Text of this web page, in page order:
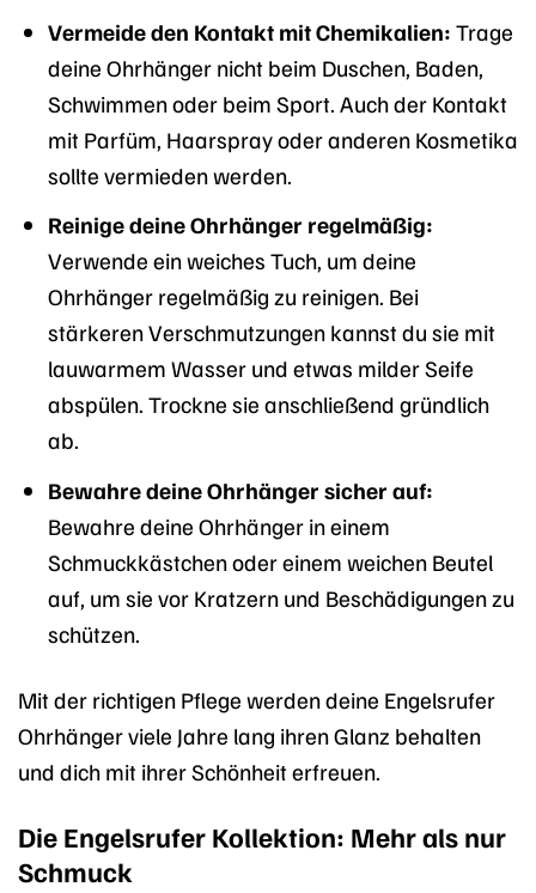
Vermeide den Kontakt mit Chemikalien: Trage
deine Ohrhänger nicht beim Duschen, Baden,
Schwimmen oder beim Sport. Auch der Kontakt
mit Parfüm, Haarspray oder anderen Kosmetika
sollte vermieden werden.
Reinige deine Ohrhänger regelmäßig:
Verwende ein weiches Tuch, um deine
Ohrhänger regelmäßig zu reinigen. Bei
stärkeren Verschmutzungen kannst du sie mit
lauwarmem Wasser und etwas milder Seife
abspülen. Trockne sie anschließend gründlich
ab.
Bewahre deine Ohrhänger sicher auf:
Bewahre deine Ohrhänger in einem
Schmuckkästchen oder einem weichen Beutel
auf, um sie vor Kratzern und Beschädigungen zu
schützen.
Mit der richtigen Pflege werden deine Engelsrufer
Ohrhänger viele Jahre lang ihren Glanz behalten
und dich mit ihrer Schönheit erfreuen.
Die Engelsrufer Kollektion: Mehr als nur
Schmuck